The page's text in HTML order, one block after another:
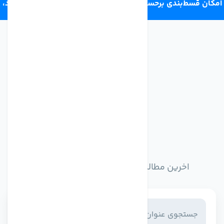
امکان قسط‌بندی برحسب اعتبار ترب‌پی 4 قسط ماهانه. بدون سود،
اخرین مطالب وبلاگ را از اینجا مطالعه کنید